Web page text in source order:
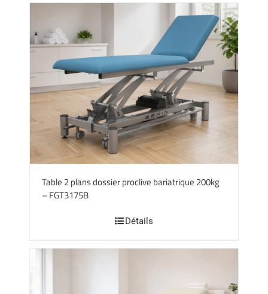
Table 2 plans dossier proclive bariatrique 200kg
– FGT3175B
Détails